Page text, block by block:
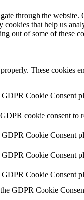
through the website.
that help us
out of some of these
These cookies
Cookie Consent
cookie consent to
Cookie Consent
Cookie Consent
Cookie Consent
GDPR Cookie